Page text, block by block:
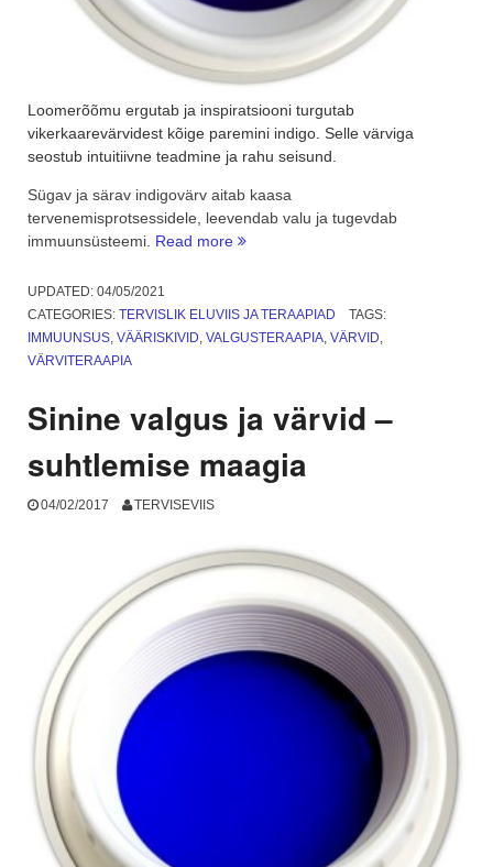
Loomerõõmu ergutab ja inspiratsiooni turgutab
vikerkaarevärvidest kõige paremini indigo. Selle värviga
seostub intuitiivne teadmine ja rahu seisund.
Sügav ja särav indigovärv aitab kaasa
tervenemisprotsessidele, leevendab valu ja tugevdab
immuunsüsteemi. Read more “Indigo
valgus
ergutavad
UPDATED: 04/05/2021
CATEGORIES: TERVISLIK ELUVIIS JA TERAAPIAD
TAGS:
IMMUUNSUS, VÄÄRISKIVID, VALGUSTERAAPIA, VÄRVID,
VÄRVITERAAPIA
Sinine valgus ja värvid –
suhtlemise maagia
04/02/2017 TERVISEVIIS